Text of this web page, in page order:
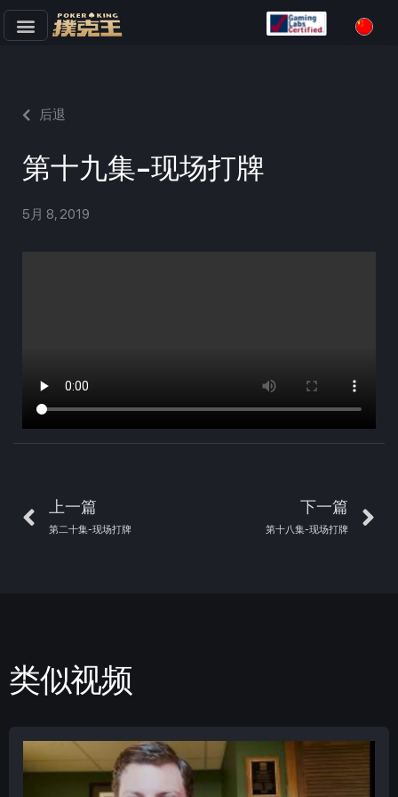
文
后退
第十九集-现场打牌
5月 8, 2019
上一篇
第二十集-现场打牌
下一篇
第十八集-现场打牌
类似视频